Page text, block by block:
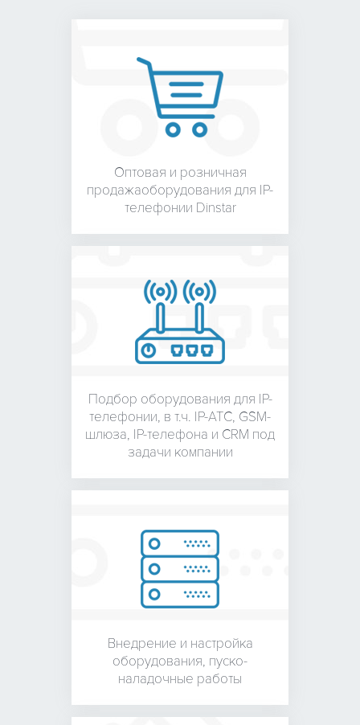
Оптовая и розничная
продажаоборудования для IP-
телефонии Dinstar
Подбор оборудования для IP-
телефонии, в т.ч. IP-АТС, GSM-
шлюза, IP-телефона и CRM под
задачи компании
Внедрение и настройка
оборудования, пуско-
наладочные работы